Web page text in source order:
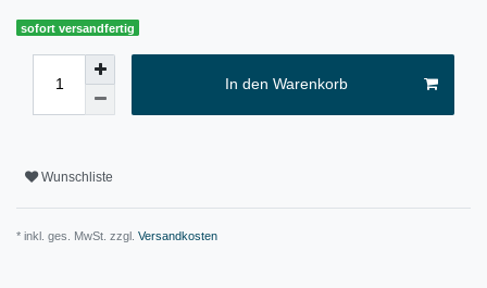
sofort versandfertig
In den Warenkorb
Wunschliste
* inkl. ges. MwSt. zzgl. Versandkosten